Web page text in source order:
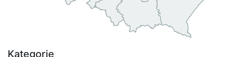
Kategorie